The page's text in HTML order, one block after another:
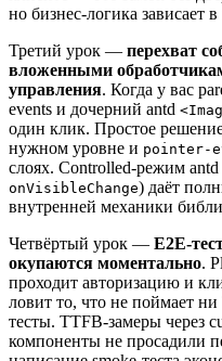
но бизнес-логика зависает
Третий урок — перехват
вложенными
управления. Когда у вас
events и дочерний antd
один клик. Простое
нужном уровне и pointer-
слоях. Controlled-режим
onVisibleChange) даёт
внутренней механики
Четвёртый урок — E2E-
окупаются моментально.
проходит авторизацию и
ловит то, что не поймает
тесты. TTFB-замеры через
компоненты не просадили